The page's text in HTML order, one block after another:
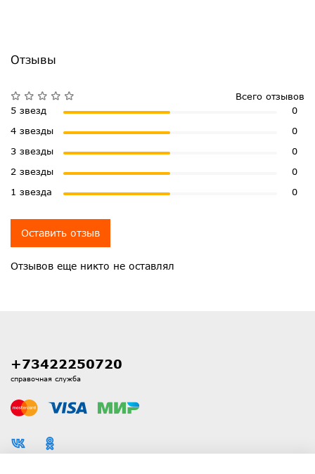
Отзывы
Отзывов еще никто не оставлял
Всего отзывов
5 звезд
0
4 звезды
0
3 звезды
0
2 звезды
0
1 звезда
0
Оставить отзыв
+73422250720
справочная служба